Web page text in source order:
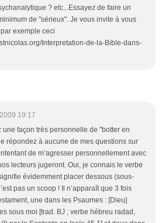
? etc...Essayez de faire un
de "sérieux". Je vous invite à vous
exemple ceci
Interpretation-de-la-Bible-dans-
19:17
une façon très personnelle de "botter en
répondez à aucune de mes questions sur
de m’agresser personnellement avec
lecteurs jugeront. Oui, je connais le verbe
évidemment placer dessous (sous-
pas un scoop ! Il n’apparaît que 3 fois
une dans les Psaumes : [Dieu]
sous moi [trad. BJ ; verbe hébreu radad,